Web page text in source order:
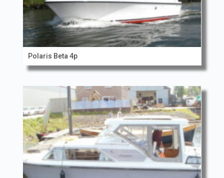
Polaris Beta 4p